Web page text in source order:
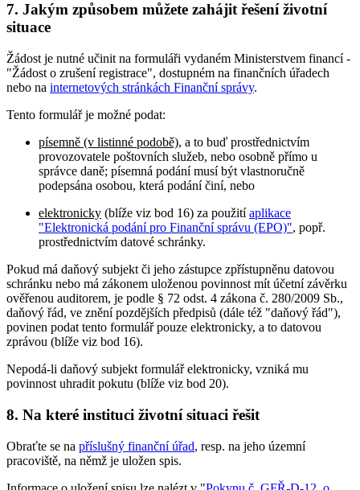
7. Jakým způsobem můžete zahájit řešení životní
situace
Žádost je nutné učinit na formuláři vydaném Ministerstvem financí -
"Žádost o zrušení registrace", dostupném na finančních úřadech
nebo na internetových stránkách Finanční správy.
Tento formulář je možné podat:
písemně (v listinné podobě), a to buď prostřednictvím
provozovatele poštovních služeb, nebo osobně přímo u
správce daně; písemná podání musí být vlastnoručně
podepsána osobou, která podání činí, nebo
elektronicky (blíže viz bod 16) za použitíaplikace
"Elektronická podání pro Finanční správu (EPO)", popř.
prostřednictvím datové schránky.
Pokud má daňový subjekt či jeho zástupce zpřístupněnu datovou
schránku nebo má zákonem uloženou povinnost mít účetní závěrku
ověřenou auditorem, je podle § 72 odst. 4 zákona č. 280/2009 Sb.,
daňový řád, ve znění pozdějších předpisů (dále též "daňový řád"),
povinen podat tento formulář pouze elektronicky, a to datovou
zprávou (blíže viz bod 16).
Nepodá-li daňový subjekt formulář elektronicky, vzniká mu
povinnost uhradit pokutu (blíže viz bod 20).
8. Na které instituci životní situaci řešit
Obraťte se na příslušný finanční úřad, resp. na jeho územní
pracoviště, na němž je uložen spis.